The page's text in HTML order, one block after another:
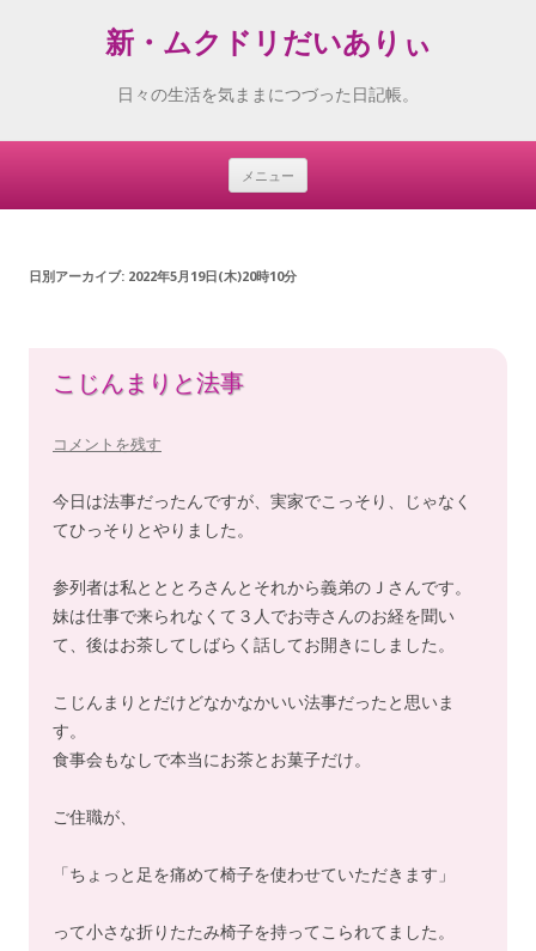
新・ムクドリだいありぃ
日々の生活を気ままにつづった日記帳。
メニュー
Skip
日別アーカイブ: 2022年5月19日(木)20時10分
こじんまりと法事
コメントを残す
今日は法事だったんですが、実家でこっそり、じゃなく
てひっそりとやりました。
参列者は私とととろさんとそれから義弟のＪさんです。
妹は仕事で来られなくて３人でお寺さんのお経を聞い
て、後はお茶してしばらく話してお開きにしました。
こじんまりとだけどなかなかいい法事だったと思いま
す。
食事会もなしで本当にお茶とお菓子だけ。
ご住職が、
「ちょっと足を痛めて椅子を使わせていただきます」
って小さな折りたたみ椅子を持ってこられてました。